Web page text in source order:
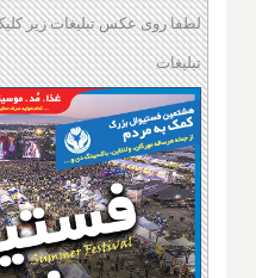
لطفا روی عکس تبلیغات زیر
تبلیغات